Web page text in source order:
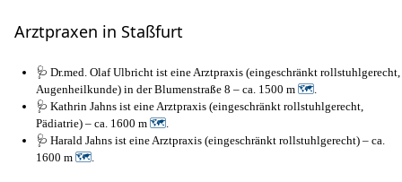
Arztpraxen in Staßfurt
🩺 Dr.med. Olaf Ulbricht ist eine Arztpraxis (eingeschränkt rollstuhlgerecht,
Augenheilkunde) in der Blumenstraße 8 – ca. 1500 m 🗺
🩺 Kathrin Jahns ist eine Arztpraxis (eingeschränkt rollstuhlgerecht,
Pädiatrie) – ca. 1600 m 🗺
🩺 Harald Jahns ist eine Arztpraxis (eingeschränkt rollstuhlgerecht) – ca.
1600 m 🗺